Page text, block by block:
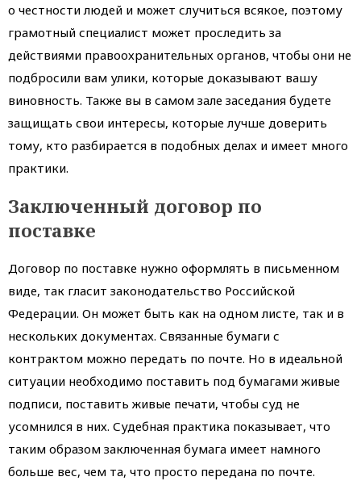
о честности людей и может случиться всякое, поэтому
грамотный специалист может проследить за
действиями правоохранительных органов, чтобы они не
подбросили вам улики, которые доказывают вашу
виновность. Также вы в самом зале заседания будете
защищать свои интересы, которые лучше доверить
тому, кто разбирается в подобных делах и имеет много
практики.
Заключенный договор по
поставке
Договор по поставке нужно оформлять в письменном
виде, так гласит законодательство Российской
Федерации. Он может быть как на одном листе, так и в
нескольких документах. Связанные бумаги с
контрактом можно передать по почте. Но в идеальной
ситуации необходимо поставить под бумагами живые
подписи, поставить живые печати, чтобы суд не
усомнился в них. Судебная практика показывает, что
таким образом заключенная бумага имеет намного
больше вес, чем та, что просто передана по почте.